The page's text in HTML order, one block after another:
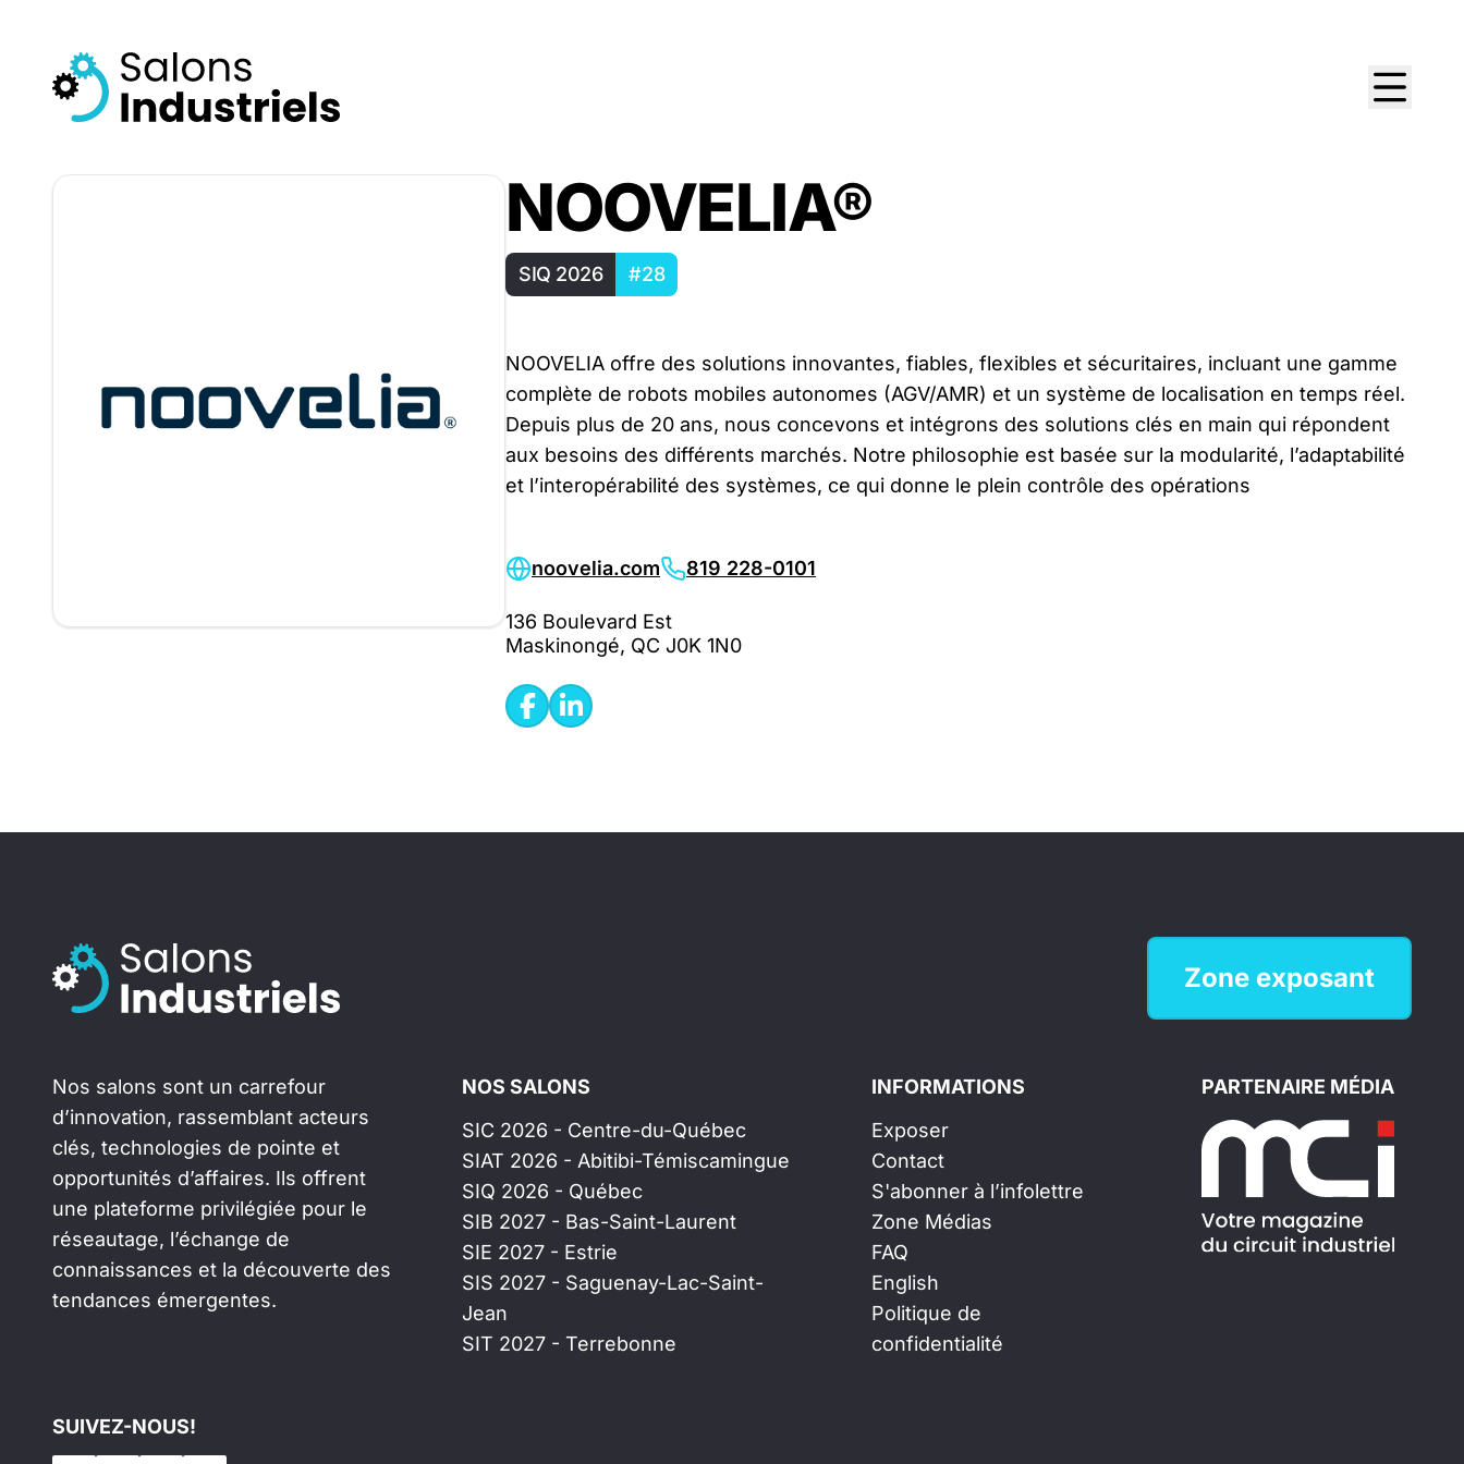
NOOVELIA®
SIQ 2026 #28
NOOVELIA offre des solutions innovantes, fiables, flexibles et sécuritaires, incluant une gamme
complète de robots mobiles autonomes (AGV/AMR) et un système de localisation en temps réel.
Depuis plus de 20 ans, nous concevons et intégrons des solutions clés en main qui répondent
aux besoins des différents marchés. Notre philosophie est basée sur la modularité, l’adaptabilité
et l’interopérabilité des systèmes, ce qui donne le plein contrôle des opérations
noovelia.com 819 228-0101
136 Boulevard Est
Maskinongé, QC J0K 1N0
Zone exposant
Nos salons sont un carrefour
d’innovation, rassemblant acteurs
clés, technologies de pointe et
opportunités d’affaires. Ils offrent
une plateforme privilégiée pour le
réseautage, l’échange de
connaissances et la découverte des
tendances émergentes.
NOS SALONS
SIC 2026 - Centre-du-Québec
SIAT 2026 - Abitibi-Témiscamingue
SIQ 2026 - Québec
SIB 2027 - Bas-Saint-Laurent
SIE 2027 - Estrie
SIS 2027 - Saguenay-Lac-Saint-
Jean
SIT 2027 - Terrebonne
INFORMATIONS
Exposer
Contact
S'abonner à l’infolettre
Zone Médias
FAQ
English
Politique de
confidentialité
PARTENAIRE MÉDIA
SUIVEZ-NOUS!